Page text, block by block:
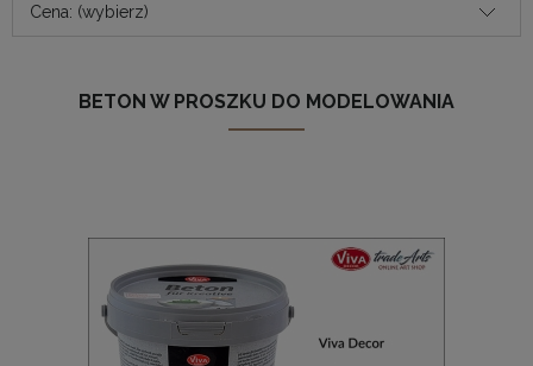
Cena: (wybierz)
BETON W PROSZKU DO MODELOWANIA